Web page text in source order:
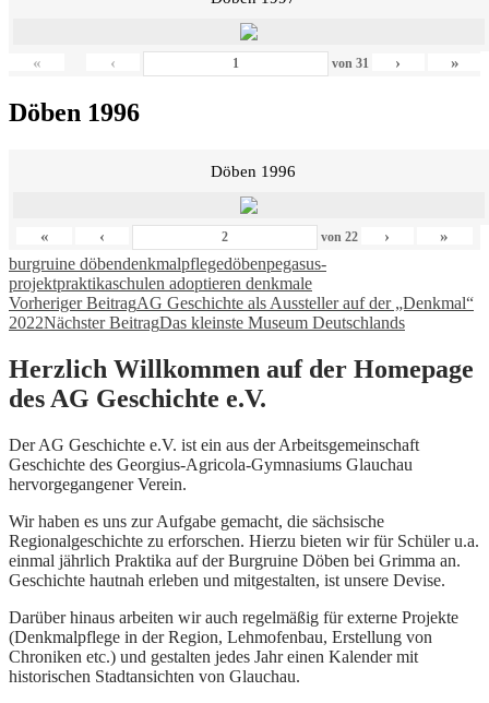
« ‹ von 31 › »
Döben 1996
Döben 1996
« ‹ von 22 › »
burgruine döbendenkmalpflegedöbenpegasus-
projektpraktikaschulen adoptieren denkmale
Beitragsnavigation
Vorheriger BeitragAG Geschichte als Aussteller auf der „Denkmal“
2022Nächster BeitragDas kleinste Museum Deutschlands
Herzlich Willkommen auf der Homepage
des AG Geschichte e.V.
Der AG Geschichte e.V. ist ein aus der Arbeitsgemeinschaft
Geschichte des Georgius-Agricola-Gymnasiums Glauchau
hervorgegangener Verein.
Wir haben es uns zur Aufgabe gemacht, die sächsische
Regionalgeschichte zu erforschen. Hierzu bieten wir für Schüler u.a.
einmal jährlich Praktika auf der Burgruine Döben bei Grimma an.
Geschichte hautnah erleben und mitgestalten, ist unsere Devise.
Darüber hinaus arbeiten wir auch regelmäßig für externe Projekte
(Denkmalpflege in der Region, Lehmofenbau, Erstellung von
Chroniken etc.) und gestalten jedes Jahr einen Kalender mit
historischen Stadtansichten von Glauchau.